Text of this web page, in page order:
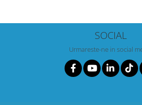
SOCIAL
Urmareste-ne in social